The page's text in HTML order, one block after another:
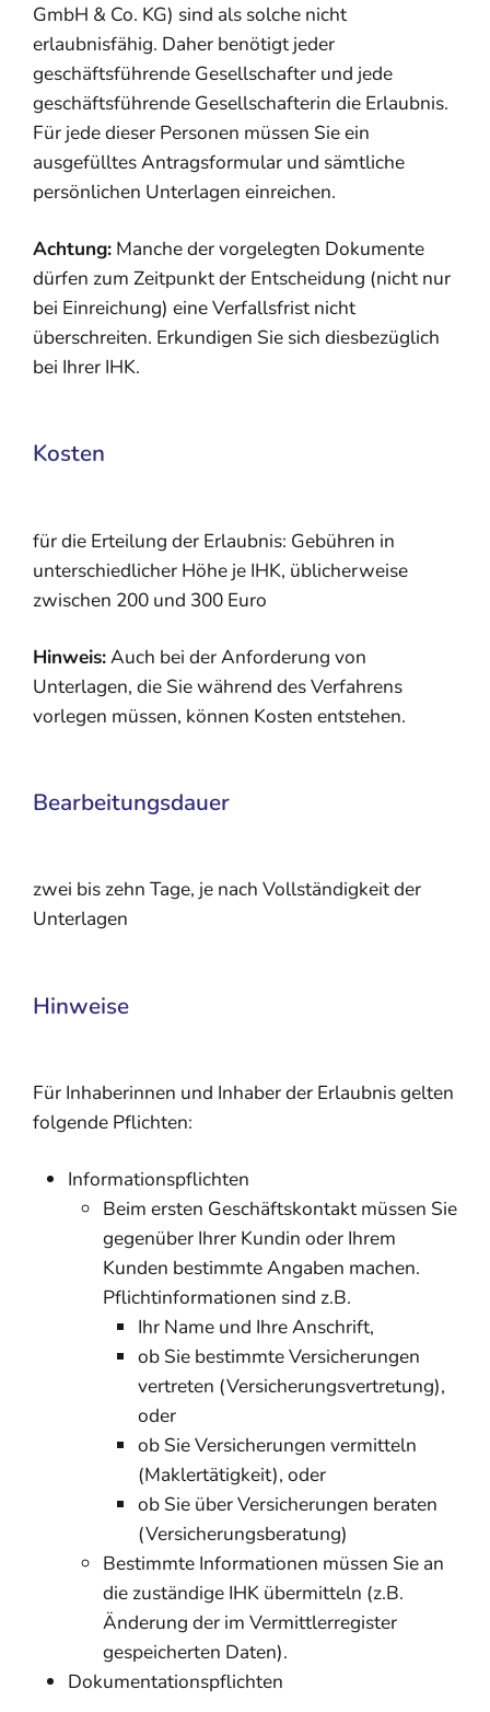
GmbH & Co. KG) sind als solche nicht
erlaubnisfähig. Daher benötigt jeder
geschäftsführende Gesellschafter und jede
geschäftsführende Gesellschafterin die Erlaubnis.
Für jede dieser Personen müssen Sie ein
ausgefülltes Antragsformular und sämtliche
persönlichen Unterlagen einreichen.
Achtung: Manche der vorgelegten Dokumente
dürfen zum Zeitpunkt der Entscheidung (nicht nur
bei Einreichung) eine Verfallsfrist nicht
überschreiten. Erkundigen Sie sich diesbezüglich
bei Ihrer IHK.
Kosten
für die Erteilung der Erlaubnis: Gebühren in
unterschiedlicher Höhe je IHK, üblicherweise
zwischen 200 und 300 Euro
Hinweis:Auch bei der Anforderung von
Unterlagen, die Sie während des Verfahrens
vorlegen müssen, können Kosten entstehen.
Bearbeitungsdauer
zwei bis zehn Tage, je nach Vollständigkeit der
Unterlagen
Hinweise
Für Inhaberinnen und Inhaber der Erlaubnis gelten
folgende Pflichten:
Informationspflichten
Beim ersten Geschäftskontakt müssen Sie
gegenüber Ihrer Kundin oder Ihrem
Kunden bestimmte Angaben machen.
Pflichtinformationen sind z.B.
Ihr Name und Ihre Anschrift,
ob Sie bestimmte Versicherungen
vertreten (Versicherungsvertretung),
oder
ob Sie Versicherungen vermitteln
(Maklertätigkeit), oder
ob Sie über Versicherungen beraten
(Versicherungsberatung)
Bestimmte Informationen müssen Sie an
die zuständige IHK übermitteln (z.B.
Änderung der im Vermittlerregister
gespeicherten Daten).
Dokumentationspflichten